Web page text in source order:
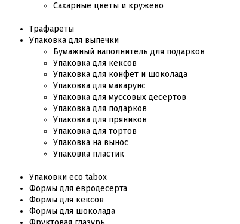
Сахарные цветы и кружево
Трафареты
Упаковка для выпечки
Бумажный наполнитель для подарков
Упаковка для кексов
Упаковка для конфет и шоколада
Упаковка для макарунс
Упаковка для муссовых десертов
Упаковка для подарков
Упаковка для пряников
Упаковка для тортов
Упаковка на вынос
Упаковка пластик
Упаковки eco tabox
Формы для евродесерта
Формы для кексов
Формы для шоколада